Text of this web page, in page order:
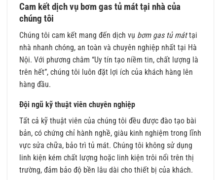
Cam kết dịch vụ bơm gas tủ mát tại nhà của
chúng tôi
Chúng tôi cam kết mang đến dịch vụ bơm gas tủ máttại
nhà nhanh chóng, an toàn và chuyên nghiệp nhất tại Hà
Nội. Với phương châm “Uy tín tạo niềm tin, chất lượng là
trên hết”, chúng tôi luôn đặt lợi ích của khách hàng lên
hàng đầu.
Đội ngũ kỹ thuật viên chuyên nghiệp
Tất cả kỹ thuật viên của chúng tôi đều được đào tạo bài
bản, có chứng chỉ hành nghề, giàu kinh nghiệm trong lĩnh
vực sửa chữa, bảo trì tủ mát. Chúng tôi không sử dụng
linh kiện kém chất lượng hoặc linh kiện trôi nổi trên thị
trường, đảm bảo độ bền lâu dài cho thiết bị của khách.